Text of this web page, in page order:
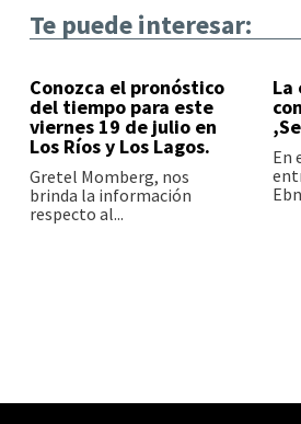
Te puede interesar:
Conozca el pronóstico
del tiempo para este
viernes 19 de julio en
Los Ríos y Los Lagos.
Gretel Momberg, nos
brinda la información
respecto al...
La
En